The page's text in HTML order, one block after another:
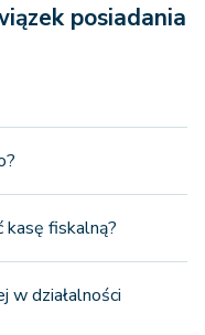
posiadania
kasę fiskalną?
w działalności